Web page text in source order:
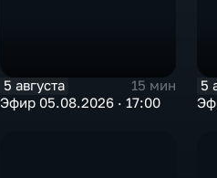
5 августа
15 мин
Эфир 05.08.2026 · 17:00
5